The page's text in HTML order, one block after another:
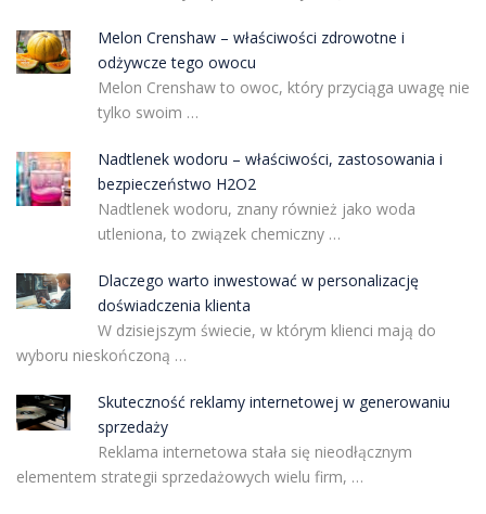
Melon Crenshaw – właściwości zdrowotne i
odżywcze tego owocu
Melon Crenshaw to owoc, który przyciąga uwagę nie
tylko swoim …
Nadtlenek wodoru – właściwości, zastosowania i
bezpieczeństwo H2O2
Nadtlenek wodoru, znany również jako woda
utleniona, to związek chemiczny …
Dlaczego warto inwestować w personalizację
doświadczenia klienta
W dzisiejszym świecie, w którym klienci mają do
wyboru nieskończoną …
Skuteczność reklamy internetowej w generowaniu
sprzedaży
Reklama internetowa stała się nieodłącznym
elementem strategii sprzedażowych wielu firm, …